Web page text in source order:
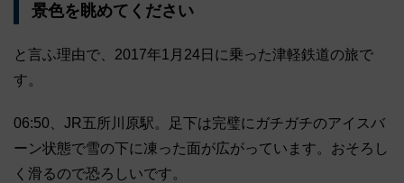
景色を眺めてください
と言ふ理由で、2017年1月24日に乗った津軽鉄道の旅で
す。
06:50、JR五所川原駅。足下は完璧にガチガチのアイスバ
ーン状態で雪の下に凍った面が広がっています。おそろし
く滑るので恐ろしいです。